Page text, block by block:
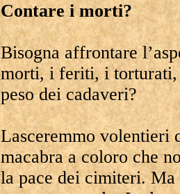
Contare i morti?
Bisogna affrontare
morti, i feriti, i torturati,
peso dei cadaveri?
Lasceremmo volentieri
macabra a coloro che
la pace dei cimiteri.